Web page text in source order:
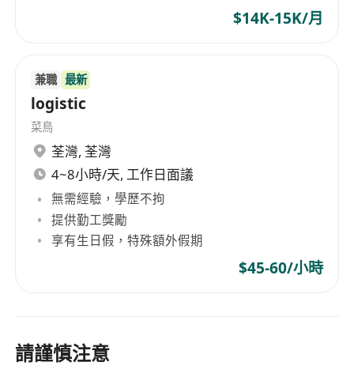
$14K-15K/月
兼職 最新
logistic
菜鳥
荃灣, 荃灣
4~8小時/天, 工作日面議
無需經驗，學歷不拘
提供勤工獎勵
享有生日假，特殊額外假期
$45-60/小時
請謹慎注意